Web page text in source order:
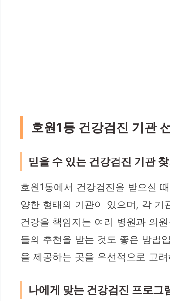
호원1동 건강검진 기관
믿을 수 있는 건강검진 기관
호원1동에서 건강검진을 받으실
양한 형태의 기관이 있으며, 각 기
건강을 책임지는 여러 병원과 의
들의 추천을 받는 것도 좋은 방법
을 제공하는 곳을 우선적으로 고
나에게 맞는 건강검진 프로그